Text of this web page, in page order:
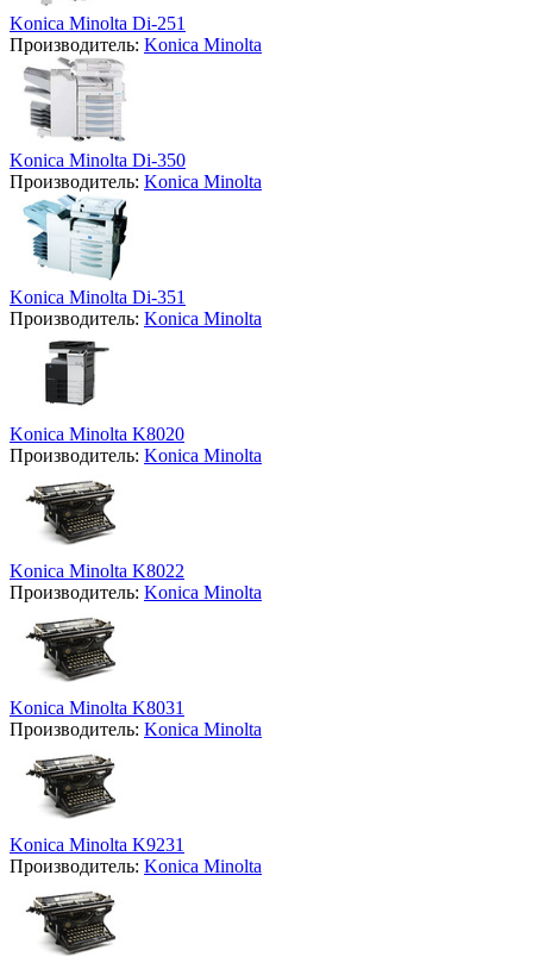
Konica Minolta Di-251
Производитель: Konica Minolta
Konica Minolta Di-350
Производитель: Konica Minolta
Konica Minolta Di-351
Производитель: Konica Minolta
Konica Minolta K8020
Производитель: Konica Minolta
Konica Minolta K8022
Производитель: Konica Minolta
Konica Minolta K8031
Производитель: Konica Minolta
Konica Minolta K9231
Производитель: Konica Minolta